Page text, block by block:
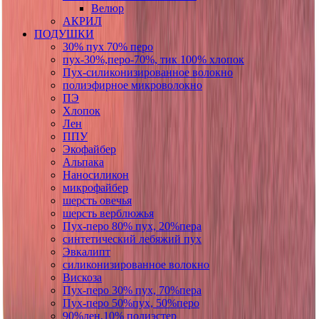
Велюр
АКРИЛ
ПОДУШКИ
30% пух 70% перо
пух-30%,перо-70%, тик 100% хлопок
Пух-силиконизированное волокно
полиэфирное микроволокно
ПЭ
Хлопок
Лен
ППУ
Экофайбер
Альпака
Наносиликон
микрофайбер
шерсть овечья
шерсть верблюжья
Пух-перо 80% пух, 20%пера
синтетический лебяжий пух
Эвкалипт
силиконизированное волокно
Вискоза
Пух-перо 30% пух, 70%пера
Пух-перо 50%пух, 50%перо
90%лен,10% полиэстер